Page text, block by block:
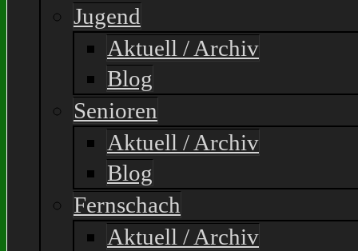
Jugend
Aktuell / Archiv
Blog
Senioren
Aktuell / Archiv
Blog
Fernschach
Aktuell / Archiv